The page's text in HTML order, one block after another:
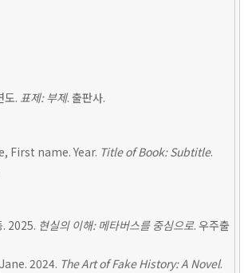
도. 표제: 부제. 출판사.
First name. Year. Title of Book: Subtitle.
. 2025. 현실의 이해: 메타버스를 중심으로. 우주출
2024. The Art of Fake History: A Novel.